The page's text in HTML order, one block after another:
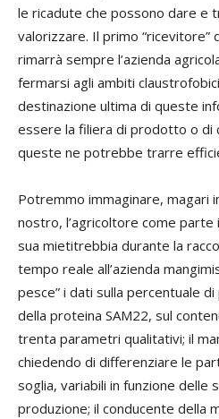
le ricadute che possono dare e
valorizzare. Il primo “ricevitore”
rimarrà sempre l’azienda
fermarsi agli ambiti
destinazione ultima di queste
essere la filiera di prodotto o di
queste ne potrebbe trarre
Potremmo immaginare, magari
nostro, l’agricoltore come
sua mietitrebbia durante la
tempo reale all’azienda
pesce” i dati sulla percentuale
della proteina SAM22, sul
trenta parametri qualitativi; il
chiedendo di differenziare le
soglia, variabili in funzione delle
produzione; il conducente della